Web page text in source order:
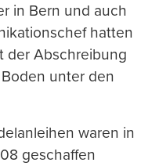
in Bern und auch
hatten
der Abschreibung
unter den
waren in
geschaffen